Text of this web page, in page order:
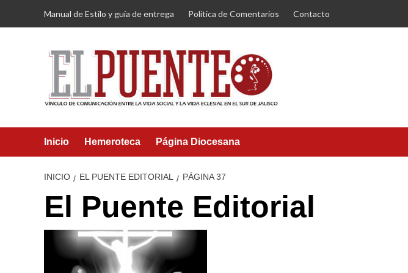
Manual de Estilo y guía de entrega Política de Comentarios Contacto
Inicio Hemeroteca Página Diocesana
INICIO EL PUENTE EDITORIAL PÁGINA 37
El Puente Editorial